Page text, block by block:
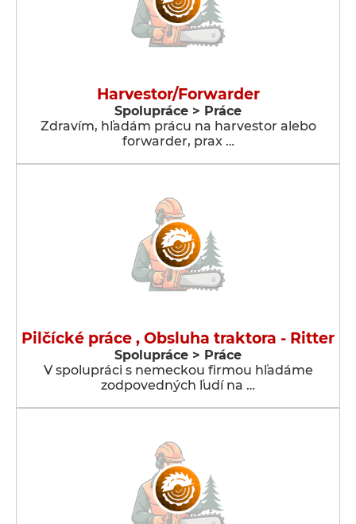
Harvestor/Forwarder
Spolupráce > Práce
Zdravím, hľadám prácu na harvestor alebo
forwarder, prax …
Pilčícké práce , Obsluha traktora - Ritter
Spolupráce > Práce
V spolupráci s nemeckou firmou hľadáme
zodpovedných ľudí na …